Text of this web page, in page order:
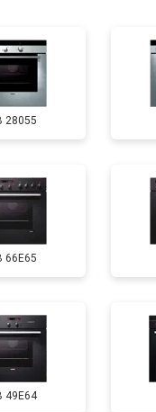
28055
66E65
49E64